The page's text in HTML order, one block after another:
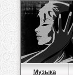
Музыка